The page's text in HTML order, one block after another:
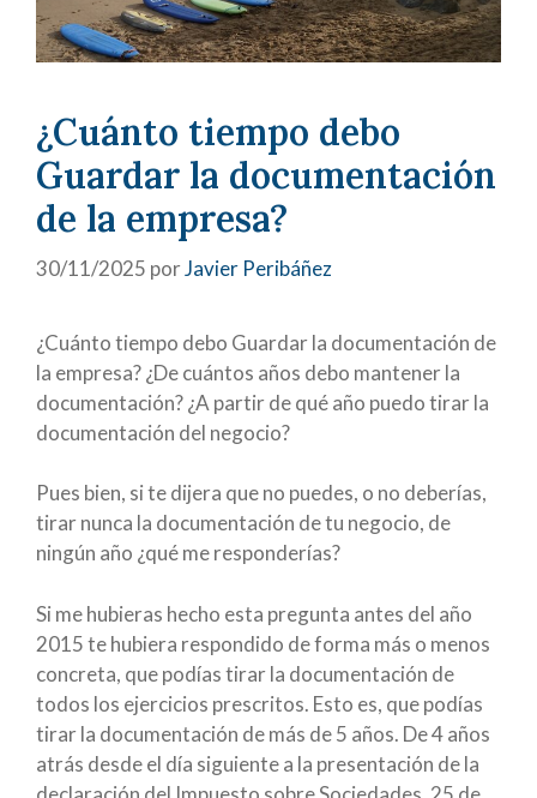
¿Cuánto tiempo debo
Guardar la documentación
de la empresa?
30/11/2025 porJavier Peribáñez
¿Cuánto tiempo debo Guardar la documentación de
la empresa? ¿De cuántos años debo mantener la
documentación? ¿A partir de qué año puedo tirar la
documentación del negocio?
Pues bien, si te dijera que no puedes, o no deberías,
tirar nunca la documentación de tu negocio, de
ningún año ¿qué me responderías?
Si me hubieras hecho esta pregunta antes del año
2015 te hubiera respondido de forma más o menos
concreta, que podías tirar la documentación de
todos los ejercicios prescritos. Esto es, que podías
tirar la documentación de más de 5 años. De 4 años
atrás desde el día siguiente a la presentación de la